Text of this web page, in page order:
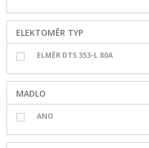
ELEKTOMĚR TYP
ELMĚR DTS 353-L 80A
MADLO
ANO